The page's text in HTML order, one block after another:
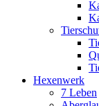
Hexenwerk
7 Leben